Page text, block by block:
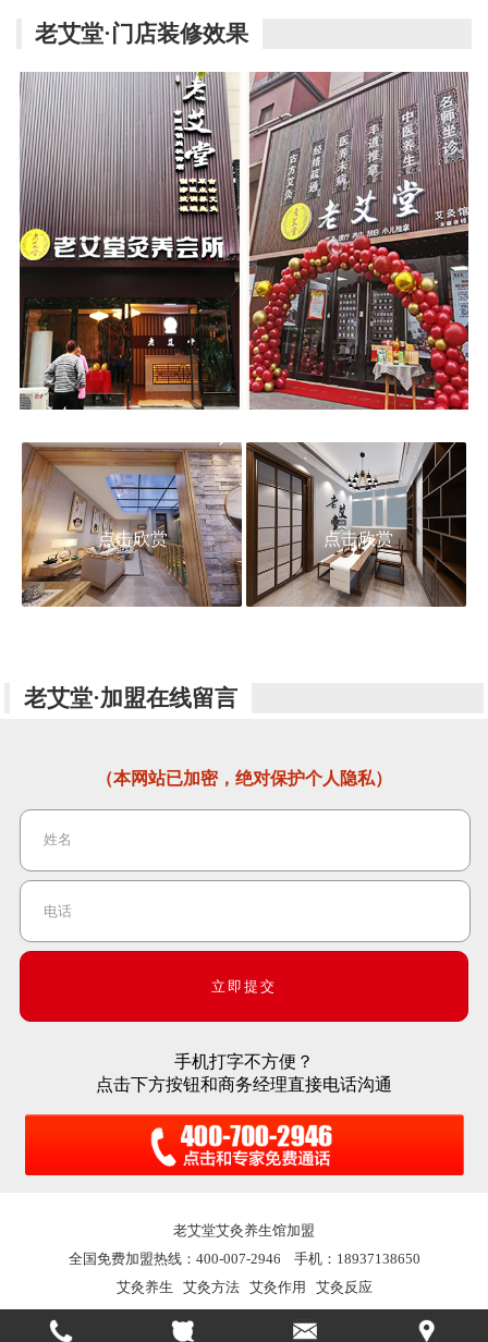
老艾堂·门店装修效果
点击欣赏 点击欣赏
老艾堂·加盟在线留言
（本网站已加密，绝对保护个人隐私）
手机打字不方便？
点击下方按钮和商务经理直接电话沟通
老艾堂艾灸养生馆加盟
全国免费加盟热线：400-007-2946 手机：18937138650
艾灸养生
艾灸方法 艾灸作用 艾灸反应